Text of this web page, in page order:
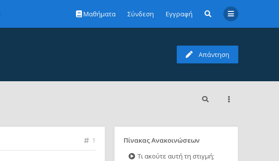
Μαθήματα Σύνδεση Εγγραφή
Απάντηση
1
Πίνακας Ανακοινώσεων
Τι ακούτε αυτή τη στιγμή;